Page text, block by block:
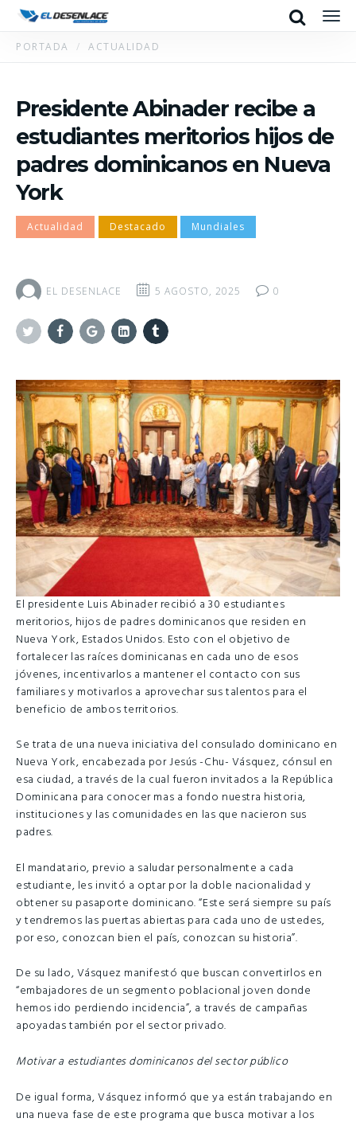
Search
PORTADA ACTUALIDAD
Presidente Abinader recibe a
estudiantes meritorios hijos de
padres dominicanos en Nueva
York
Actualidad Destacado Mundiales
EL DESENLACE 5 AGOSTO, 2025 0
El presidente Luis Abinader recibió a 30 estudiantes
meritorios, hijos de padres dominicanos que residen en
Nueva York, Estados Unidos. Esto con el objetivo de
fortalecer las raíces dominicanas en cada uno de esos
jóvenes, incentivarlos a mantener el contacto con sus
familiares y motivarlos a aprovechar sus talentos para el
beneficio de ambos territorios.
Se trata de una nueva iniciativa del consulado dominicano en
Nueva York, encabezada por Jesús -Chu- Vásquez, cónsul en
esa ciudad, a través de la cual fueron invitados a la República
Dominicana para conocer mas a fondo nuestra historia,
instituciones y las comunidades en las que nacieron sus
padres.
El mandatario, previo a saludar personalmente a cada
estudiante, les invitó a optar por la doble nacionalidad y
obtener su pasaporte dominicano. “Este será siempre su país
y tendremos las puertas abiertas para cada uno de ustedes,
por eso, conozcan bien el país, conozcan su historia”.
De su lado, Vásquez manifestó que buscan convertirlos en
“embajadores de un segmento poblacional joven donde
hemos ido perdiendo incidencia”, a través de campañas
apoyadas también por el sector privado.
Motivar a estudiantes dominicanos del sector público
De igual forma, Vásquez informó que ya están trabajando en
una nueva fase de este programa que busca motivar a los